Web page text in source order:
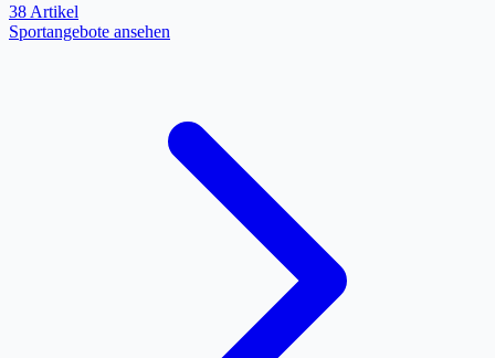
38 Artikel
Sportangebote ansehen